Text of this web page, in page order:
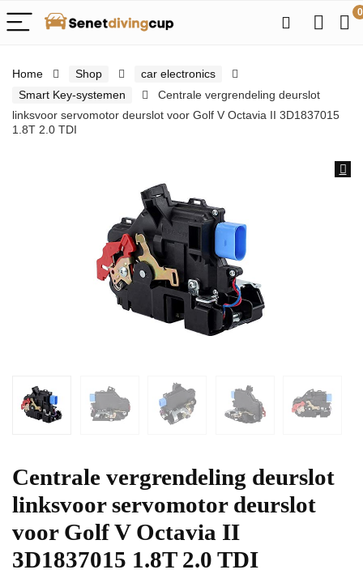
0
Home Shop
car electronics
Smart Key-systemen
Centrale vergrendeling deurslot
linksvoor servomotor deurslot voor Golf V Octavia II 3D1837015
1.8T 2.0 TDI
Centrale vergrendeling deurslot
linksvoor servomotor deurslot
voor Golf V Octavia II
3D1837015 1.8T 2.0 TDI